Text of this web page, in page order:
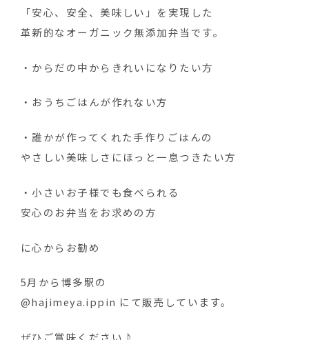
「安心、安全、美味しい」を実現した
革新的なオーガニック無添加弁当です。
・からだの中からきれいになりたい方
・おうちごはんが作れない方
・誰かが作ってくれた手作りごはんの
やさしい美味しさにほっと一息つきたい方
・小さいお子様でも食べられる
安心のお弁当をお求めの方
に心からお勧め
5月から博多駅の
@hajimeya.ippin にて販売しています。
ぜひご賞味ください♪